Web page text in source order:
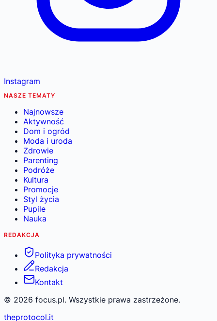
Instagram
NASZE TEMATY
Najnowsze
Aktywność
Dom i ogród
Moda i uroda
Zdrowie
Parenting
Podróże
Kultura
Promocje
Styl życia
Pupile
Nauka
REDAKCJA
Polityka prywatności
Redakcja
Kontakt
© 2026 focus.pl. Wszystkie prawa zastrzeżone.
theprotocol.it